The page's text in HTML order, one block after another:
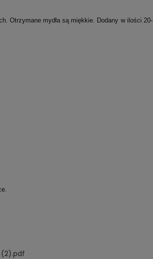
Otrzymane mydła są miękkie. Dodany w ilości 20-
(2).pdf